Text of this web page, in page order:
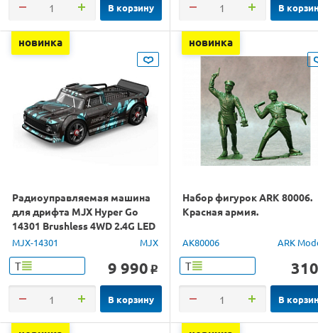
В корзину В
новинка
Радиоуправляемая машина
для дрифта MJX Hyper Go
14301 Brushless 4WD 2.4G LED
1/14 RTR
MJX-14301 MJX
Т 9 990 o
В корзину
новинка
Набор фигурок ARK 80006.
Красная армия.
AK80006 ARK
Т 310
В